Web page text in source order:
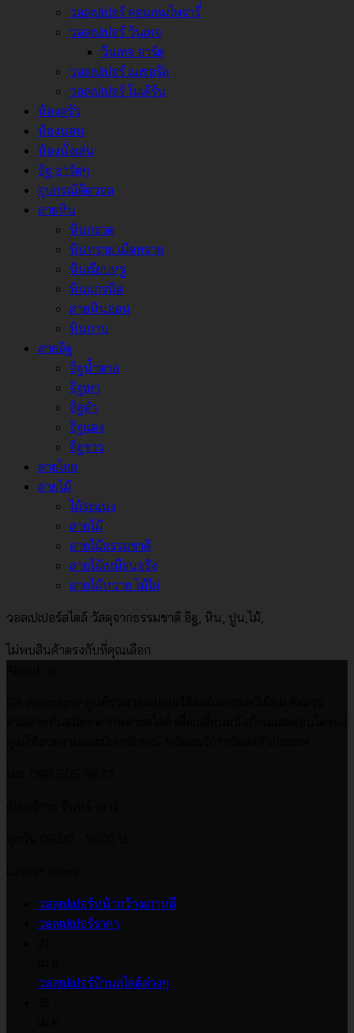
วอลเปเปอร์ คอนเทมโพรารี่
วอลเปเปอร์ วินเทจ
วินเทจ อาร์ต
วอลเปเปอร์ เนเชอรัล
วอลเปเปอร์ โมเดิร์น
ห้องครัว
ห้องนอน
ห้องนั่งเล่น
อิฐ อาร์ตๆ
อุปกรณ์ติดวอล
ลายหิน
หินกรวด
หินทราย เม็ดทราย
หินเรียบหรู
หินแกรนิต
ลายหินอ่อน
หินกาบ
ลายอิฐ
อิฐน้ำตาล
อิฐเทา
อิฐดำ
อิฐแดง
อิฐขาว
ลายไทย
ลายไม้
ไม้ระแนง
ลายไม้
ลายไม้ธรรมชาติ
ลายไม้เหมือนจริง
ลายไม้หวาย ไม้ไผ่
วอลเปเปอร์สไตล์ วัสดุจากธรรมชาติ อิฐ, หิน, ปูน,ไม้,
ไม่พบสินค้าตรงกับที่คุณเลือก
วอลเปเปอร์หน้ากว้างเกาหลี
วอลเปเปอร์ราคา
บน
วอลเปเปอร์บ้านสไตล์ต่างๆ